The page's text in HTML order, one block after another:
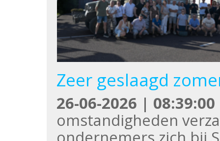
Zeer geslaagd
26-06-2026 | 08:39:00
omstandigheden
ondernemers zich bij